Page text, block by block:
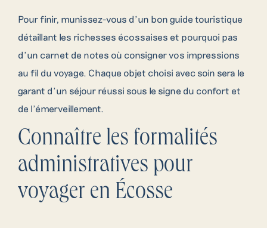
Pour finir, munissez-vous d’un bon guide touristique
détaillant les richesses écossaises et pourquoi pas
d’un carnet de notes où consigner vos impressions
au fil du voyage. Chaque objet choisi avec soin sera le
garant d’un séjour réussi sous le signe du confort et
de l’émerveillement.
Connaître les formalités
administratives pour
voyager en Écosse